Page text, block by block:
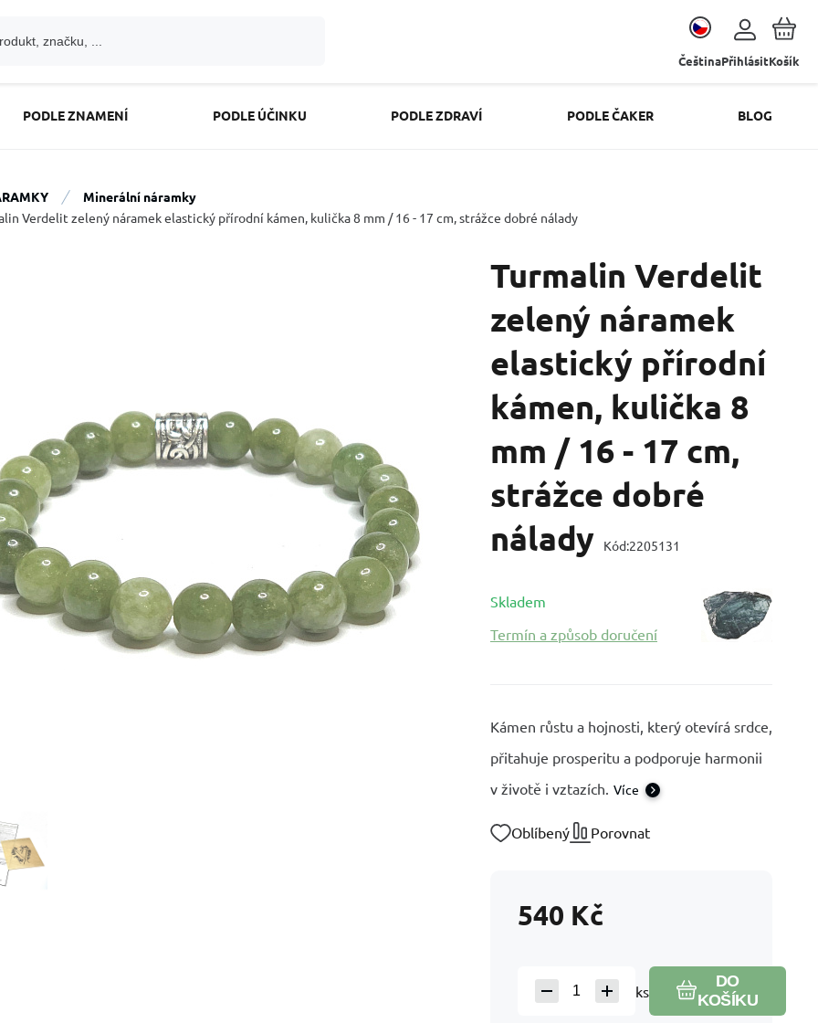
ČeštinaPřihlásitKošík
PODLE ZNAMENÍ PODLE ÚČINKU PODLE ZDRAVÍ PODLE ČAKER BLOG
Minerální náramky
Verdelit zelený náramek elastický přírodní kámen, kulička 8 mm / 16 - 17 cm, strážce dobré nálady
Turmalin Verdelit
zelený náramek
elastický přírodní
kámen, kulička 8
mm / 16 - 17 cm,
strážce dobré
nálady
Kód:2205131
Skladem
Termín a způsob doručení
Kámen růstu a hojnosti, který otevírá srdce,
přitahuje prosperitu a podporuje harmonii
v životě i vztazích. Více
Oblíbený Porovnat
540 Kč
ks
DO
KOŠÍKU